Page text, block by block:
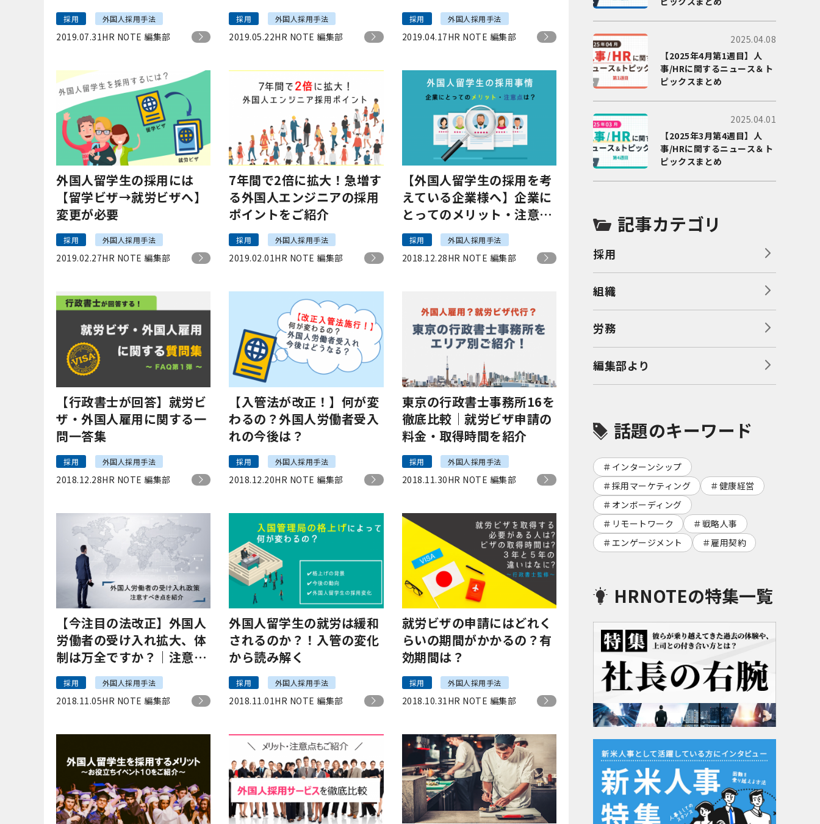
採用 外国人採用手法
2019.07.31HR NOTE 編集部
採用 外国人採用手法
2019.05.22HR NOTE 編集部
採用 外国人採用手法
2019.04.17HR NOTE 編集部
外国人留学生の採用には
【留学ビザ→就労ビザへ】
変更が必要
採用 外国人採用手法
2019.02.27HR NOTE 編集部
7年間で2倍に拡大！急増す
る外国人エンジニアの採用
ポイントをご紹介
採用 外国人採用手法
2019.02.01HR NOTE 編集部
【外国人留学生の採用を考
えている企業様へ】企業に
とってのメリット・注意点
は？
採用 外国人採用手法
2018.12.28HR NOTE 編集部
【行政書士が回答】就労ビ
ザ・外国人雇用に関する一
問一答集
採用 外国人採用手法
2018.12.28HR NOTE 編集部
【入管法が改正！】何が変
わるの？外国人労働者受入
れの今後は？
採用 外国人採用手法
2018.12.20HR NOTE 編集部
東京の行政書士事務所16を
徹底比較｜就労ビザ申請の
料金・取得時間を紹介
採用 外国人採用手法
2018.11.30HR NOTE 編集部
【今注目の法改正】外国人
労働者の受け入れ拡大、体
制は万全ですか？｜注意す
べき点を紹介
採用 外国人採用手法
2018.11.05HR NOTE 編集部
外国人留学生の就労は緩和
されるのか？！入管の変化
から読み解く
採用 外国人採用手法
2018.11.01HR NOTE 編集部
就労ビザの申請にはどれく
らいの期間がかかるの？有
効期間は？
採用 外国人採用手法
2018.10.31 HR NOTE 編集部
2025.04.08
【2025年4月第1週目】人
事/HRに関するニュース＆ト
ピックスまとめ
2025.04.01
【2025年3月第4週目】人
事/HRに関するニュース＆ト
ピックスまとめ
記事カテゴリ
採用
組織
労務
編集部より
話題のキーワード
インターンシップ
採用マーケティング
健康経営
オンボーディング
リモートワーク
戦略人事
エンゲージメント
雇用契約
HRNOTEの特集一覧